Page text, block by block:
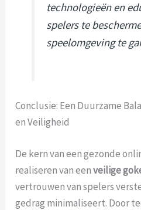
technologieën en
spelers te
speelomgeving te
Conclusie: Een Duurzame
en Veiligheid
De kern van een gezonde
realiseren van eenveilige
vertrouwen van spelers
gedrag minimaliseert. Door